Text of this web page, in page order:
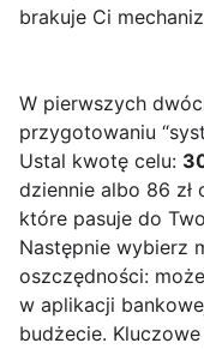
brakuje Ci
W pierwszych
przygotowaniu
Ustal kwotę celu:
dziennie albo 86
które pasuje do
Następnie wybierz
oszczędności:
w aplikacji
budżecie.